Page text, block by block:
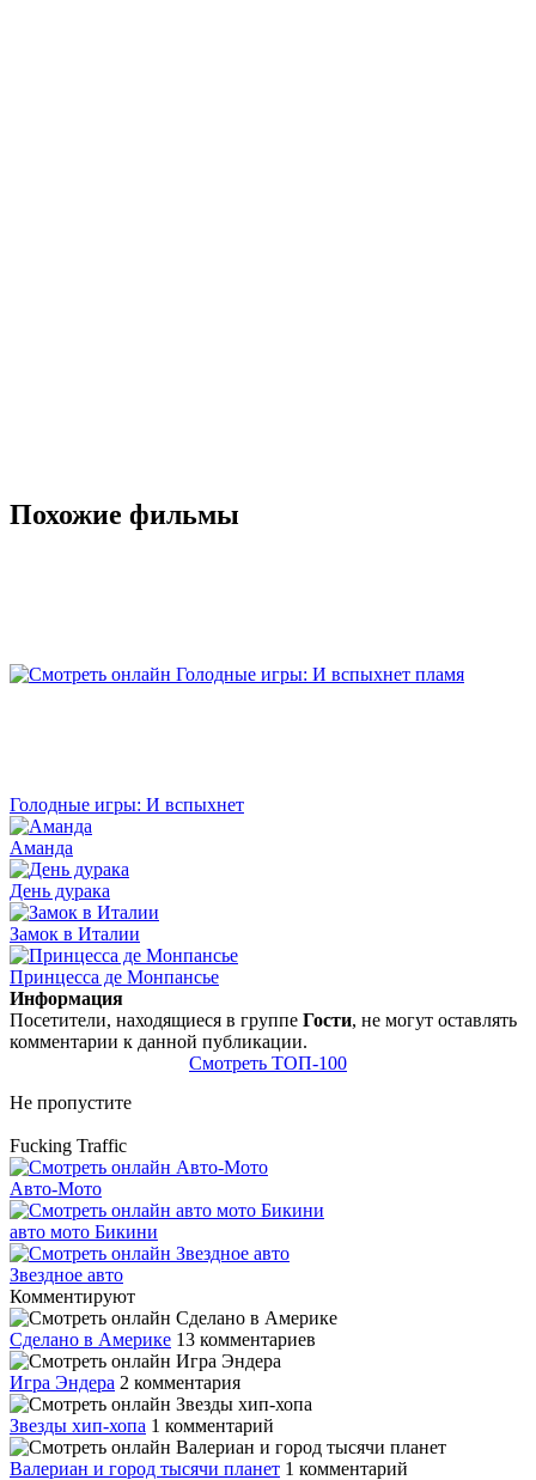
Похожие фильмы
Голодные игры: И вспыхнет
Аманда
День дурака
Замок в Италии
Принцесса де Монпансье
Информация
Посетители, находящиеся в группе Гости, не могут оставлять
комментарии к данной публикации.
Смотреть ТОП-100
Не пропустите
Fucking Traffic
Авто-Мото
авто мото Бикини
Звездное авто
Комментируют
Сделано в Америке 13 комментариев
Игра Эндера 2 комментария
Звезды хип-хопа 1 комментарий
Валериан и город тысячи планет 1 комментарий